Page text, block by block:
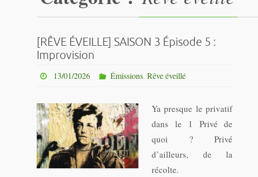
[RÊVE ÉVEILLE] SAISON 3 Épisode 5 :
Improvision
13/01/2026 Émissions, Rêve éveillé
Ya presque le privatif
dans le 1 Privé de
quoi ? Privé
d’ailleurs, de la
récolte.